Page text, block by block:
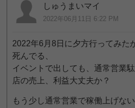
しゅうまいマイ
2022年06月11日 6:22 PM
2022年6月8日に夕方行ってみた
死んでる、
イベントで出しても、通常営業駄
店の売上、利益大丈夫か？
もう少し通常営業で稼働上げな